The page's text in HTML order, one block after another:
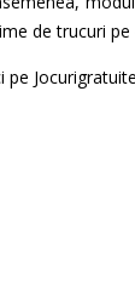
de trucuri